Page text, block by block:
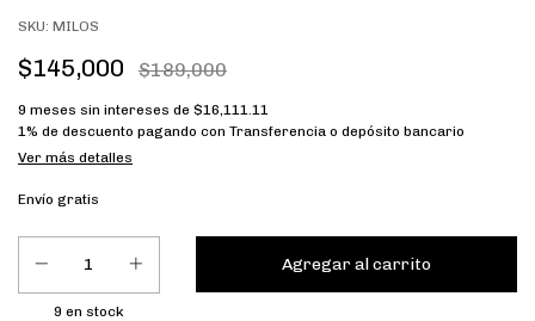
SKU: MILOS
$145,000 $189,000
9 meses sin intereses de $16,111.11
1% de descuento pagando con Transferencia o depósito bancario
Ver más detalles
Envío gratis
9 en stock